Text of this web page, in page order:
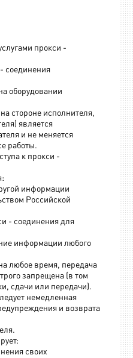
прокси -
соединения
оборудовании
стороне исполнителя,
является
и не меняется
работы.
к прокси -
информации
Российской
- соединения для
информации любого
любое время, передача
запрещена (в том
сдачи или передачи).
немедленная
и возврата
своих